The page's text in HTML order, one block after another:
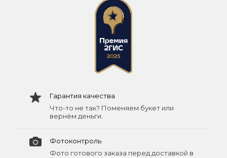
Гарантия качества
Что-то не так? Поменяем букет или
вернём деньги.
Фотоконтроль
Фото готового заказа перед доставкой в